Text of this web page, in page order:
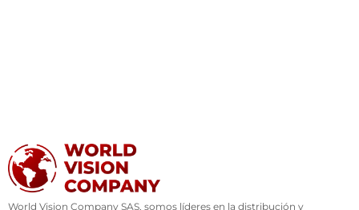
World Vision Company SAS, somos líderes en la distribución y